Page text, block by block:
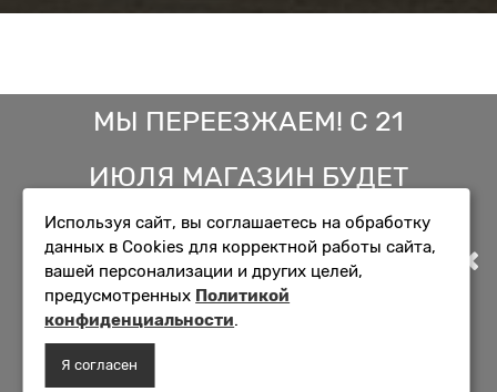
МЫ ПЕРЕЕЗЖАЕМ! С 21
ИЮЛЯ МАГАЗИН БУДЕТ
РАБОТАТЬ ПО НОВОМУ
АДРЕСУ. ПОДРОБНАЯ
ИНФОРМАЦИЯ О ПЕРЕЕЗДЕ
Используя сайт, вы соглашаетесь на обработку
данных в Cookies для корректной работы сайта,
вашей персонализации и других целей,
предусмотренных Политикой
конфиденциальности.
Я согласен